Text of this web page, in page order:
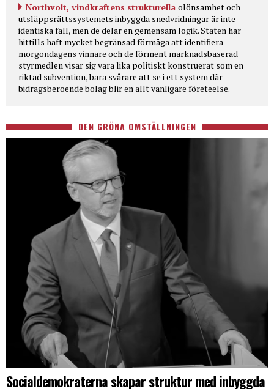
Northvolt, vindkraftens strukturella olönsamhet och
utsläppsrättssystemets inbyggda snedvridningar är inte
identiska fall, men de delar en gemensam logik. Staten har
hittills haft mycket begränsad förmåga att identifiera
morgondagens vinnare och de förment marknadsbaserad
styrmedlen visar sig vara lika politiskt konstruerat som en
riktad subvention, bara svårare att se i ett system där
bidragsberoende bolag blir en allt vanligare företeelse.
DEN GRÖNA OMSTÄLLNINGEN
Socialdemokraterna skapar struktur med inbyggda